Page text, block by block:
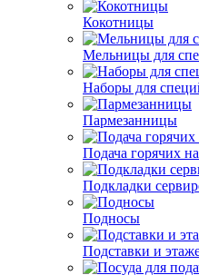
Кокотницы
Мельницы для
Наборы для
Пармезанницы
Подача горячих
Подкладки
Подносы
Подставки и